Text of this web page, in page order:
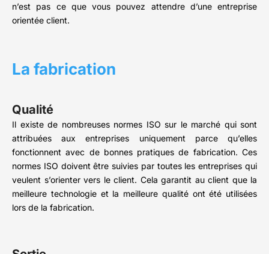
n’est pas ce que vous pouvez attendre d’une entreprise
orientée client.
La fabrication
Qualité
Il existe de nombreuses normes ISO sur le marché qui sont
attribuées aux entreprises uniquement parce qu’elles
fonctionnent avec de bonnes pratiques de fabrication. Ces
normes ISO doivent être suivies par toutes les entreprises qui
veulent s’orienter vers le client. Cela garantit au client que la
meilleure technologie et la meilleure qualité ont été utilisées
lors de la fabrication.